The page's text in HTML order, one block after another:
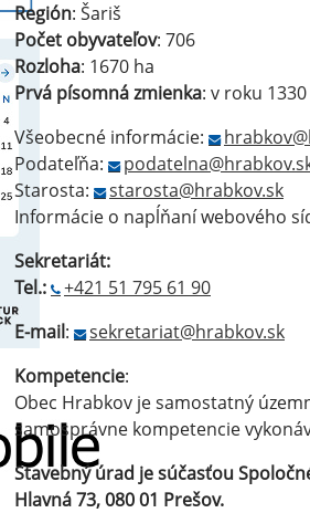
Región: Šariš
Počet obyvateľov: 706
Rozloha: 1670 ha
Prvá písomná zmienka: v roku 1330
Všeobecné informácie:
Podateľňa:
Starosta:
starosta@hrabkov.sk
Informácie o napĺňaní webového
Sekretariát:
Tel.:
+421 51 795 61 90
E-mail:
sekretariat@hrabkov.sk
Kompetencie:
Obec Hrabkov je samostatný
samosprávne kompetencie
Stavebný úrad je súčasťou
Hlavná 73, 080 01 Prešov.